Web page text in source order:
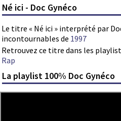
Né ici - Doc Gynéco
Le titre « Né ici » interprété par
incontournables de 1997
Retrouvez ce titre dans les
Rap
La playlist 100% Doc Gynéco